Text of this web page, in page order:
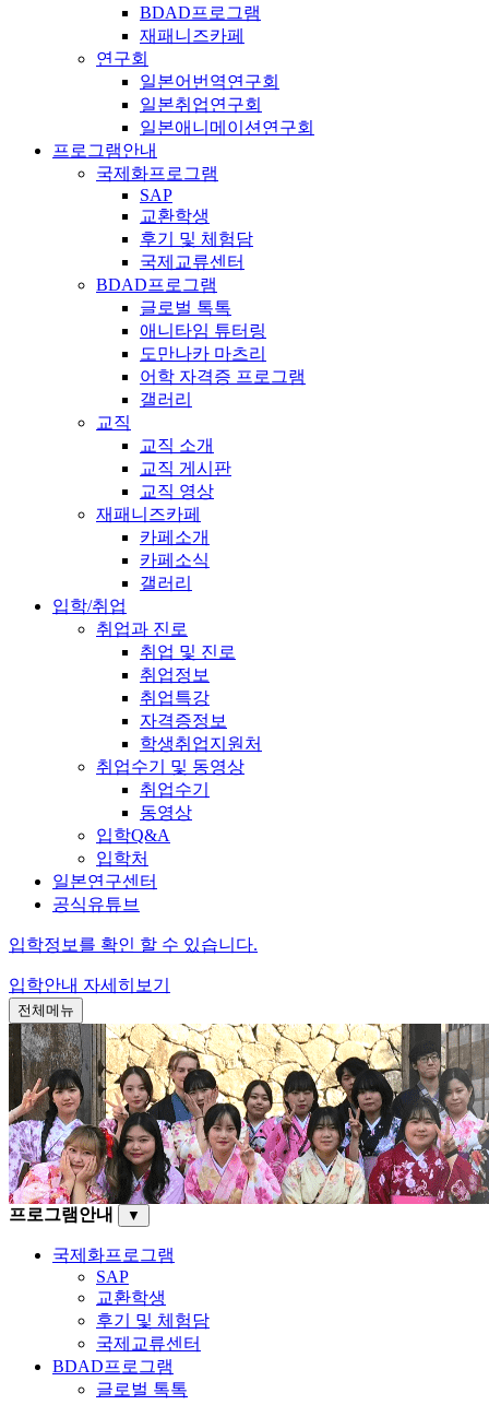
BDAD프로그램
재패니즈카페
연구회
일본어번역연구회
일본취업연구회
일본애니메이션연구회
프로그램안내
국제화프로그램
SAP
교환학생
후기 및 체험담
국제교류센터
BDAD프로그램
글로벌 톡톡
애니타임 튜터링
도만나카 마츠리
어학 자격증 프로그램
갤러리
교직
교직 소개
교직 게시판
교직 영상
재패니즈카페
카페소개
카페소식
갤러리
입학/취업
취업과 진로
취업 및 진로
취업정보
취업특강
자격증정보
학생취업지원처
취업수기 및 동영상
취업수기
동영상
입학Q&A
입학처
일본연구센터
공식유튜브
입학정보를 확인 할 수 있습니다.
입학안내 자세히보기
전체메뉴
프로그램안내 ▼
국제화프로그램
SAP
교환학생
후기 및 체험담
국제교류센터
BDAD프로그램
글로벌 톡톡